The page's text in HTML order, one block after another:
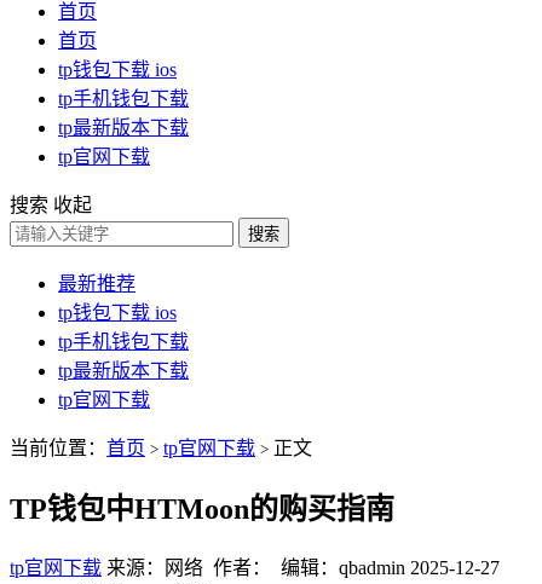
首页
首页
tp钱包下载 ios
tp手机钱包下载
tp最新版本下载
tp官网下载
搜索 收起
搜索
最新推荐
tp钱包下载 ios
tp手机钱包下载
tp最新版本下载
tp官网下载
当前位置： 首页 > tp官网下载 > 正文
TP钱包中HTMoon的购买指南
tp官网下载 来源：网络 作者： 编辑：qbadmin 2025-12-27